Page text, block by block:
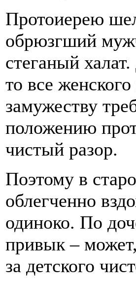
Протоиерею
обрюзгший
стеганый
то все
замужеству
положению
чистый разор.
Поэтому в
облегченно
одиноко. По
привык –
за детского